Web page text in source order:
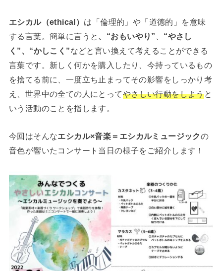
エシカル（ethical） は「倫理的」や「道徳的」を意味
する言葉。簡単に言うと 、“おもいやり”
“やさし
く”、“かしこく”などと言い換えて考えることができる
言葉です。新しく何かを購入したり、今持っているもの
を捨てる前に、一度立ち止まってその影響をしっかり考
え、世界中の全ての人にとってやさしい行動をしようと
いう活動のことを指します。
今回はそんなエシカル×音楽＝エシカルミュージックの
音色が響いたコンサート当日の様子をご紹介します！